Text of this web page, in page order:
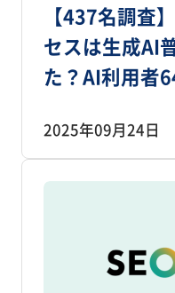
【437名調査
セスは生成AI
た？AI利用者
索74.4％
2025年09月24日